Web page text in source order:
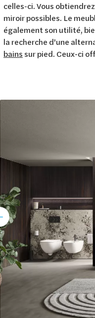
celles-ci. Vous
miroir possibles. Le
également son utilité,
la recherche d'une
bains sur pied. Ceux-ci